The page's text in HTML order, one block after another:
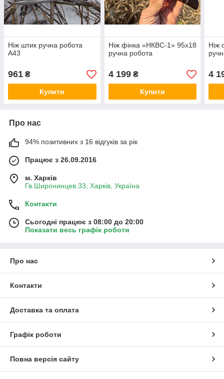
Ніж штик ручна робота
А43
961 ₴
Купити
Ніж фінка «НКВС-1» 95х18
ручна робота
4 199₴
Купити
Ніж
4
Про нас
94% позитивних з 16 відгуків за рік
Працює з 26.09.2016
м. Харків
Гв.Широнинцев 33, Харків, Україна
Контакти
Сьогодні працює з 08:00 до 20:00
Показати весь графік роботи
Про нас
Контакти
Доставка та оплата
Графік роботи
Повна версія сайту